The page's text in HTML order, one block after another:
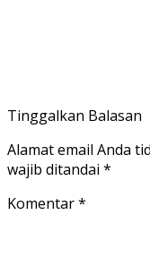
Tinggalkan Balasan
Alamat email Anda
wajib ditandai *
Komentar*